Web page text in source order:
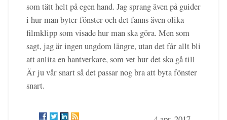
som tätt helt på egen hand. Jag sprang även på guider
i hur man byter fönster och det fanns även olika
filmklipp som visade hur man ska göra. Men som
sagt, jag är ingen ungdom längre, utan det får allt bli
att anlita en hantverkare, som vet hur det ska gå till
Är ju vår snart så det passar nog bra att byta fönster
snart.